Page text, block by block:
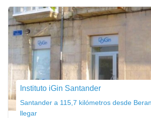
Instituto iGin Santander
Santander a 115,7 kilómetros desde
llegar